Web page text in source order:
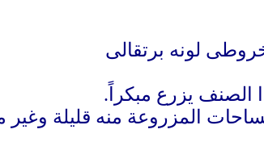
لونه برتقالى
الصنف يزرع مبكراً.
المزروعة منه قليلة